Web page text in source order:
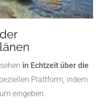
in Echtzeit über die
Plattform, indem
eingeben.